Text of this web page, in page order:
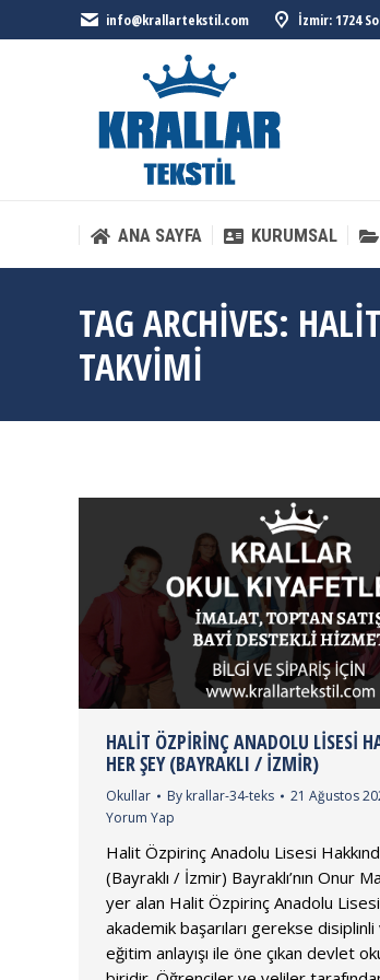
info@krallartekstil.com İzmir: 1724
ANA SAYFA KURUMSAL
TAG ARCHIVES:
TAKVIMI
HALIT ÖZPIRINÇ ANADOLU LISESI
HER ŞEY (BAYRAKLI / İZMIR)
Okullar By krallar-34-teks
21 Ağustos
Yorum Yap
Halit Özpirinç Anadolu Lisesi
(Bayraklı / İzmir) Bayraklı’nın Onur
yer alan Halit Özpirinç Anadolu
akademik başarıları gerekse
eğitim anlayışı ile öne çıkan devlet
ANA SAYFA KURUMSAL